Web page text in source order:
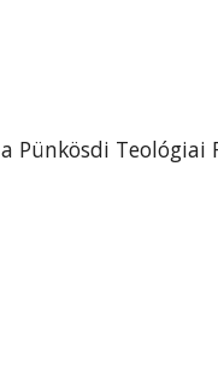
a Pünkösdi Teológiai